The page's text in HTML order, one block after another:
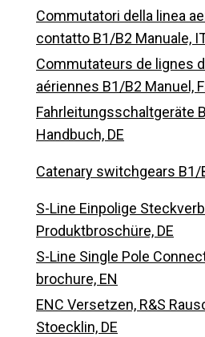
Commutatori della linea
contatto B1/B2 Manuale,
Commutateurs de lignes
aériennes B1/B2 Manuel,
Fahrleitungsschaltgeräte
Handbuch, DE
Catenary switchgears B1/
S-Line Einpolige
Produktbroschüre, DE
S-Line Single Pole
brochure, EN
ENC Versetzen, R&S
Stoecklin, DE